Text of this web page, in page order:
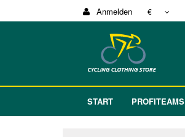
Anmelden €
START PROFITEAMS